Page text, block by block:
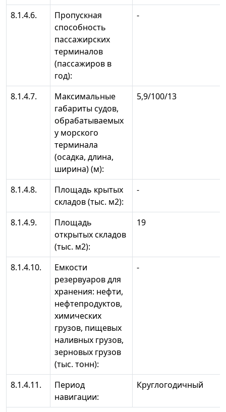
8.1.4.6.
Пропускная
способность
пассажирских
терминалов
(пассажиров в
год):
-
8.1.4.7.
Максимальные
габариты судов,
обрабатываемых
у морского
терминала
(осадка, длина,
ширина) (м):
5,9/100/13
8.1.4.8.
Площадь крытых
складов (тыс. м2):
-
8.1.4.9.
Площадь
открытых складов
(тыс. м2):
19
8.1.4.10.
Емкости
резервуаров для
хранения: нефти,
нефтепродуктов,
химических
грузов, пищевых
наливных грузов,
зерновых грузов
(тыс. тонн):
-
8.1.4.11.
Период
навигации:
Круглогодичный